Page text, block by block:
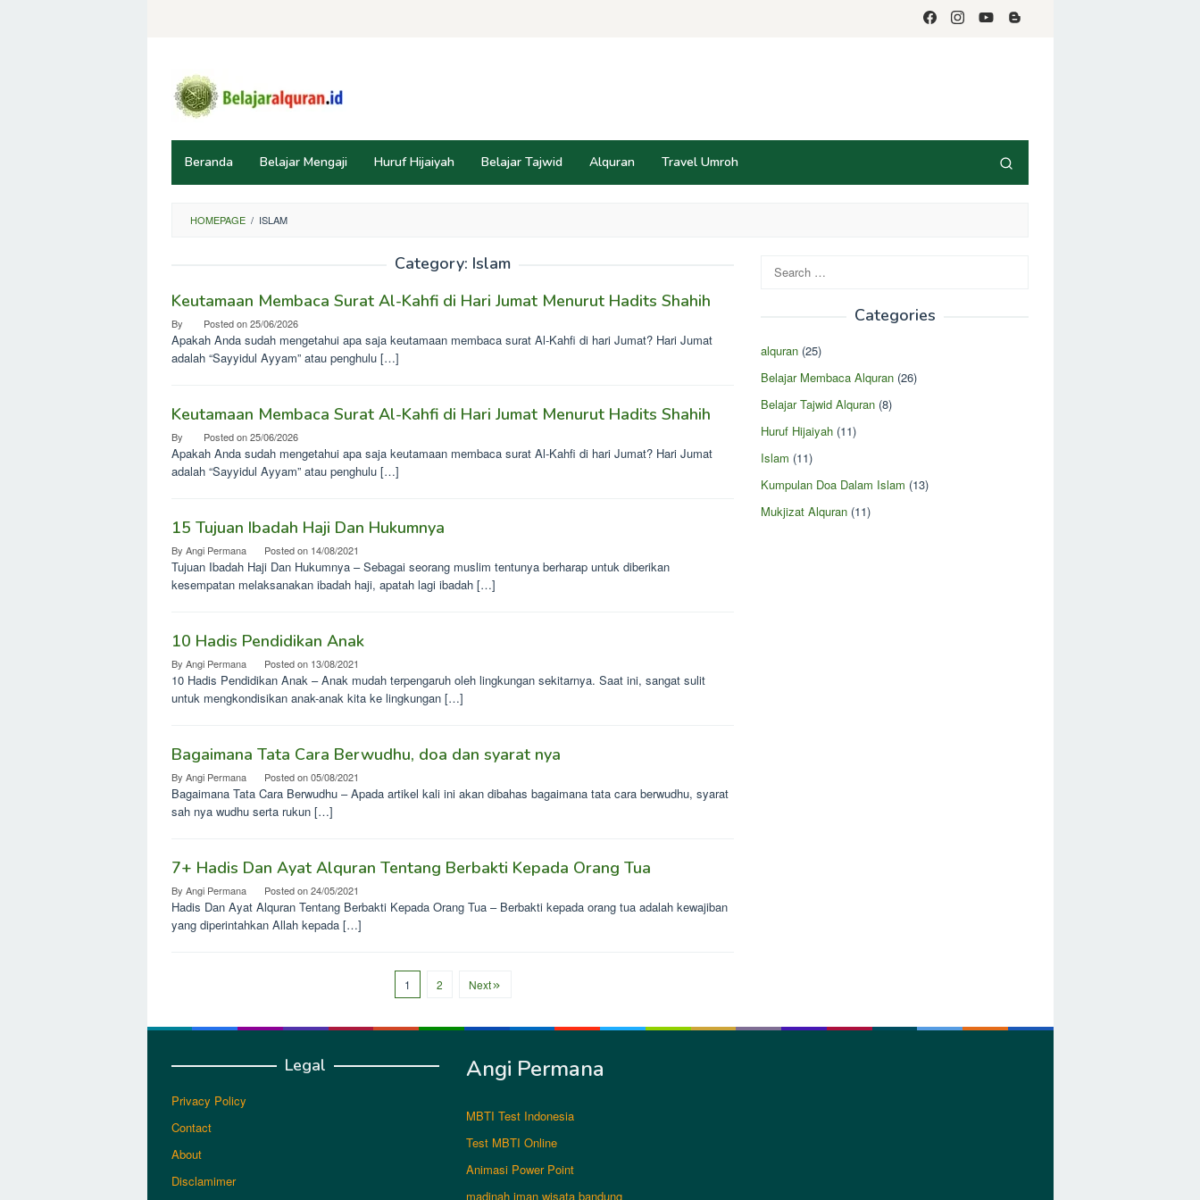
Beranda Belajar Mengaji Huruf Hijaiyah Belajar Tajwid Alquran Travel Umroh
HOMEPAGE / ISLAM
Category: Islam
Keutamaan Membaca Surat Al-Kahfi di Hari Jumat Menurut Hadits Shahih
By Posted on25/06/2026
Apakah Anda sudah mengetahui apa saja keutamaan membaca surat Al-Kahfi di hari Jumat? Hari Jumat
adalah “Sayyidul Ayyam” atau penghulu […]
Keutamaan Membaca Surat Al-Kahfi di Hari Jumat Menurut Hadits Shahih
By Posted on25/06/2026
Apakah Anda sudah mengetahui apa saja keutamaan membaca surat Al-Kahfi di hari Jumat? Hari Jumat
adalah “Sayyidul Ayyam” atau penghulu […]
15 Tujuan Ibadah Haji Dan Hukumnya
By Angi Permana Posted on 14/08/2021
Tujuan Ibadah Haji Dan Hukumnya – Sebagai seorang muslim tentunya berharap untuk diberikan
kesempatan melaksanakan ibadah haji, apatah lagi ibadah […]
10 Hadis Pendidikan Anak
By Angi Permana Posted on 13/08/2021
10 Hadis Pendidikan Anak – Anak mudah terpengaruh oleh lingkungan sekitarnya. Saat ini, sangat sulit
untuk mengkondisikan anak-anak kita ke lingkungan […]
Bagaimana Tata Cara Berwudhu, doa dan syarat nya
By Angi Permana Posted on05/08/2021
Bagaimana Tata Cara Berwudhu – Apada artikel kali ini akan dibahas bagaimana tata cara berwudhu, syarat
sah nya wudhu serta rukun […]
7+ Hadis Dan Ayat Alquran Tentang Berbakti Kepada Orang Tua
By Angi Permana Posted on24/05/2021
Hadis Dan Ayat Alquran Tentang Berbakti Kepada Orang Tua – Berbakti kepada orang tua adalah kewajiban
yang diperintahkan Allah kepada […]
1 2 Next
Search
for:
Categories
alquran (25)
Belajar Membaca Alquran (26)
Belajar Tajwid Alquran (8)
Huruf Hijaiyah (11)
Islam (11)
Kumpulan Doa Dalam Islam (13)
Mukjizat Alquran (11)
Legal
Privacy Policy
Contact
About
Disclamimer
Angi Permana
MBTI Test Indonesia
Test MBTI Online
Animasi Power Point
madinah iman wisata bandung